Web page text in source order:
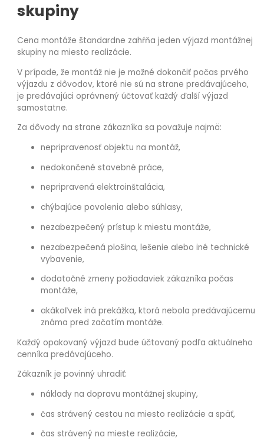
skupiny
Cena montáže štandardne zahŕňa jeden výjazd montážnej
skupiny na miesto realizácie.
V prípade, že montáž nie je možné dokončiť počas prvého
výjazdu z dôvodov, ktoré nie sú na strane predávajúceho,
je predávajúci oprávnený účtovať každý ďalší výjazd
samostatne.
Za dôvody na strane zákazníka sa považuje najmä:
nepripravenosť objektu na montáž,
nedokončené stavebné práce,
nepripravená elektroinštalácia,
chýbajúce povolenia alebo súhlasy,
nezabezpečený prístup k miestu montáže,
nezabezpečená plošina, lešenie alebo iné technické
vybavenie,
dodatočné zmeny požiadaviek zákazníka počas
montáže,
akákoľvek iná prekážka, ktorá nebola predávajúcemu
známa pred začatím montáže.
Každý opakovaný výjazd bude účtovaný podľa aktuálneho
cenníka predávajúceho.
Zákazník je povinný uhradiť:
náklady na dopravu montážnej skupiny,
čas strávený cestou na miesto realizácie a späť,
čas strávený na mieste realizácie,